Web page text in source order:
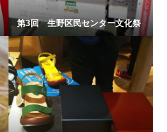
第3回 生野区民センター文化祭